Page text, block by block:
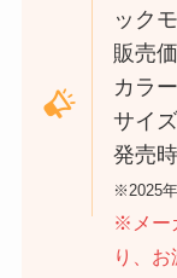
ック
販売
カラ
サイ
発売
※2025
※メー
り、